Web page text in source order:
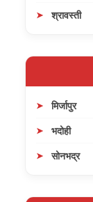
श्रावस्ती
मिर्जापुर
भदोही
सोनभद्र